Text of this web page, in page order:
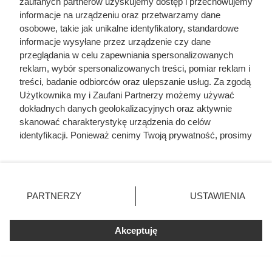
potęgę Jagiellonów. A jej finał miał skutki, które
długo odbijały się echem w całej Europie Środkowej.
informacje na urządzeniu oraz przetwarzamy dane
osobowe, takie jak unikalne identyfikatory, standardowe
informacje wysyłane przez urządzenie czy dane
przeglądania w celu zapewniania spersonalizowanych
reklam, wybór spersonalizowanych treści, pomiar reklam i
treści, badanie odbiorców oraz ulepszanie usług. Za zgodą
Użytkownika my i Zaufani Partnerzy możemy używać
dokładnych danych geolokalizacyjnych oraz aktywnie
skanować charakterystykę urządzenia do celów
identyfikacji. Ponieważ cenimy Twoją prywatność, prosimy
prywatności znajdujący się w lewym dolnym rogu strony
. Niektóre rodzaje przetwarzania danych nie wymagają
zgody użytkownika, ale masz prawo sprzeciwić się
takiemu przetwarzaniu. Preferencje będą miały
zastosowania tylko na tej witrynie.
PARTNERZY USTAWIENIA
Akceptuję